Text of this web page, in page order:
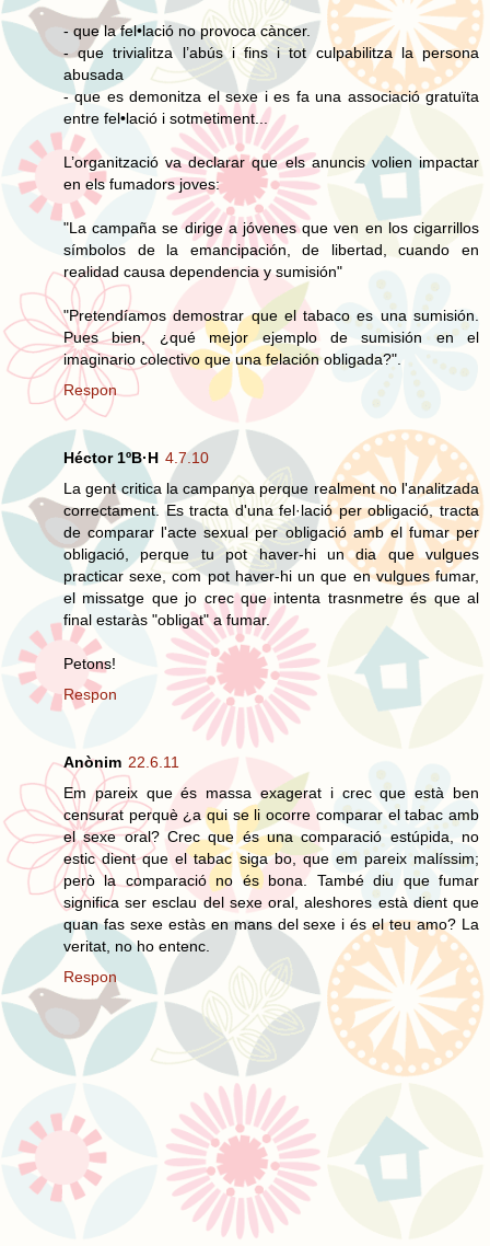
- que la fel•lació no provoca càncer.
- que trivialitza l’abús i fins i tot culpabilitza la persona
abusada
- que es demonitza el sexe i es fa una associació gratuïta
entre fel•lació i sotmetiment...
L’organització va declarar que els anuncis volien impactar
en els fumadors joves:
"La campaña se dirige a jóvenes que ven en los cigarrillos
símbolos de la emancipación, de libertad, cuando en
realidad causa dependencia y sumisión"
"Pretendíamos demostrar que el tabaco es una sumisión.
Pues bien, ¿qué mejor ejemplo de sumisión en el
imaginario colectivo que una felación obligada?".
Respon
Héctor 1ºB·H 4.7.10
La gent critica la campanya perque realment no l'analitzada
correctament. Es tracta d'una fel·lació per obligació, tracta
de comparar l'acte sexual per obligació amb el fumar per
obligació, perque tu pot haver-hi un dia que vulgues
practicar sexe, com pot haver-hi un que en vulgues fumar,
el missatge que jo crec que intenta trasnmetre és que al
final estaràs "obligat" a fumar.
Petons!
Respon
Anònim 22.6.11
Em pareix que és massa exagerat i crec que està ben
censurat perquè ¿a qui se li ocorre comparar el tabac amb
el sexe oral? Crec que és una comparació estúpida, no
estic dient que el tabac siga bo, que em pareix malíssim;
però la comparació no és bona. També diu que fumar
significa ser esclau del sexe oral, aleshores està dient que
quan fas sexe estàs en mans del sexe i és el teu amo? La
veritat, no ho entenc.
Respon